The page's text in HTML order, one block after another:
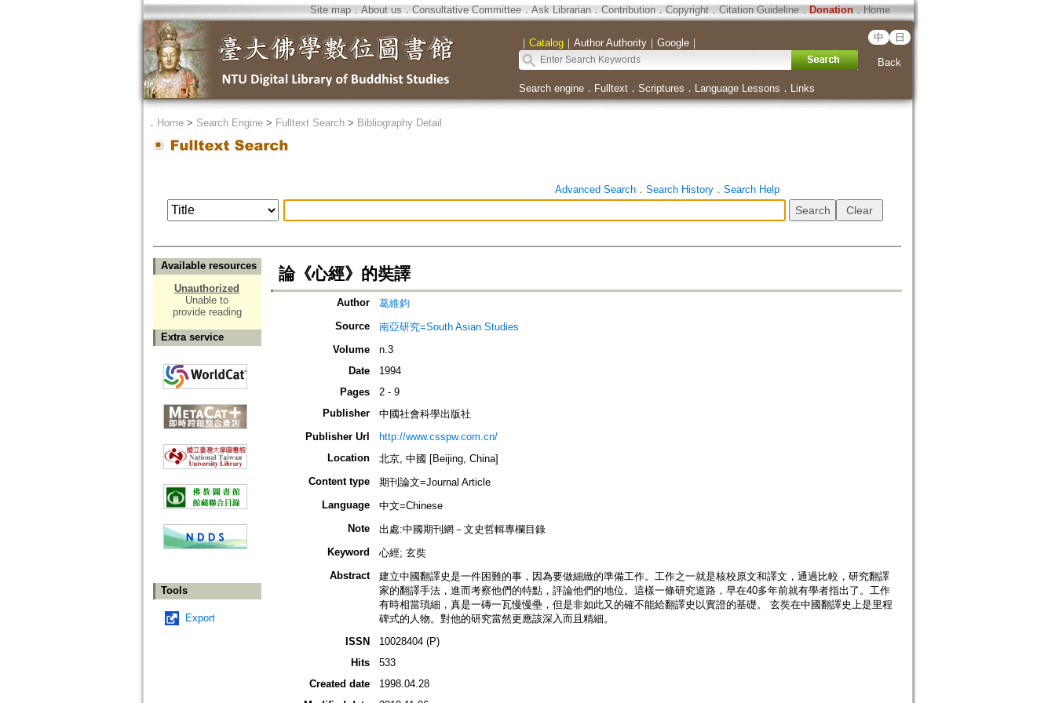
Site map．About us ． Consultative Committee． Ask Librarian． Contribution．Copyright．Citation Guideline． Donation．Home
｜ Catalog｜ Author Authority｜ Google｜ 中 日
Back
Search engine． Fulltext． Scriptures ． Language Lessons ． Links
． Home> Search Engine> Fulltext Search> Bibliography Detail
Advanced Search． Search History． Search Help
Available resources
Unauthorized
Unable to
provide reading
Extra service
Tools
Export
論《心經》的奘譯
Author
葛維鈞
Source
南亞研究=South Asian Studies
Volume
n.3
Date
1994
Pages
2 - 9
Publisher
中國社會科學出版社
Publisher Url
http://www.csspw.com.cn/
Location
北京, 中國 [Beijing, China]
Content type
期刊論文=Journal Article
Language
中文=Chinese
Note
出處:中國期刊網－文史哲輯專欄目錄
Keyword
心經; 玄奘
Abstract
建立中國翻譯史是一件困難的事，因為要做細緻的準備工作。工作之一就是核校原文和譯文，通過比較，研究翻譯
家的翻譯手法，進而考察他們的特點，評論他們的地位。這樣一條研究道路，早在40多年前就有學者指出了。工作
有時相當瑣細，真是一磚一瓦慢慢壘，但是非如此又的確不能給翻譯史以實證的基礎。 玄奘在中國翻譯史上是里程
碑式的人物。對他的研究當然更應該深入而且精細。
ISSN
10028404 (P)
Hits
533
Created date
1998.04.28